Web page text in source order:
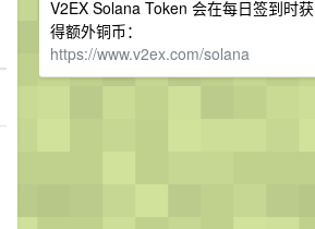
V2EX Solana Token 会在每日签到时获
得额外铜币：
https://www.v2ex.com/solana